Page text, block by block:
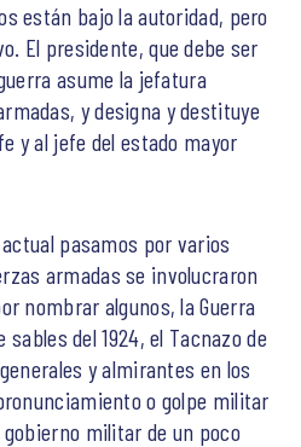
están bajo la autoridad, pero
El presidente, que debe ser
asume la jefatura
y designa y destituye
y al jefe del estado mayor
pasamos por varios
armadas se involucraron
nombrar algunos, la Guerra
sables del 1924, el Tacnazo de
y almirantes en los
o golpe militar
gobierno militar de un poco